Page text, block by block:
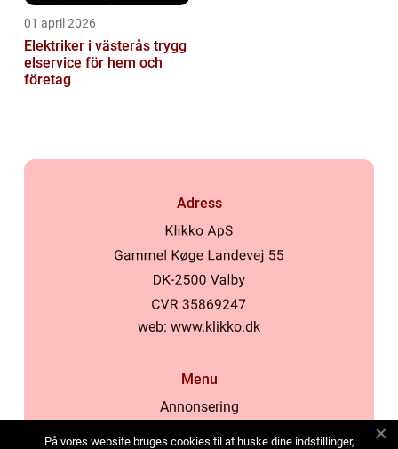
01 april 2026
Elektriker i västerås trygg
elservice för hem och
företag
Adress
web: www.klikko.dk
Menu
Annonsering
På vores website bruges cookies til at huske dine indstillinger,